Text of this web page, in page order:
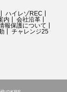
ハイレゾREC
内
会社沿革
報保護について
チャレンジ25